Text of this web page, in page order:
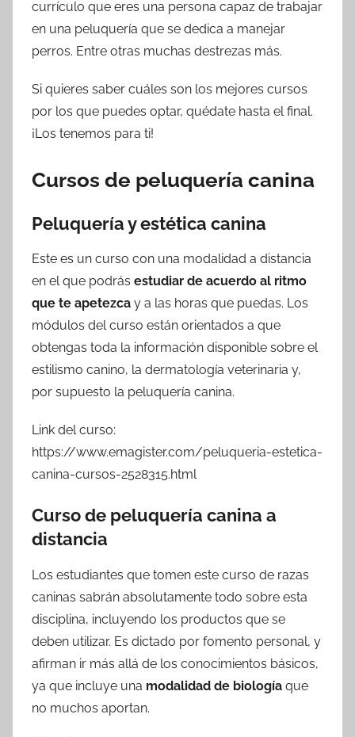
currículo que eres una persona capaz de trabajar
en una peluquería que se dedica a manejar
perros. Entre otras muchas destrezas más.
Si quieres saber cuáles son los mejores cursos
por los que puedes optar, quédate hasta el final.
¡Los tenemos para ti!
Cursos de peluquería canina
Peluquería y estética canina
Este es un curso con una modalidad a distancia
en el que podrás estudiar de acuerdo al ritmo
que te apetezca y a las horas que puedas. Los
módulos del curso están orientados a que
obtengas toda la información disponible sobre el
estilismo canino, la dermatología veterinaria y,
por supuesto la peluquería canina.
Link del curso:
https://www.emagister.com/peluqueria-estetica-
canina-cursos-2528315.html
Curso de peluquería canina a
distancia
Los estudiantes que tomen este curso de razas
caninas sabrán absolutamente todo sobre esta
disciplina, incluyendo los productos que se
deben utilizar. Es dictado por fomento personal, y
afirman ir más allá de los conocimientos básicos,
ya que incluye una modalidad de biología que
no muchos aportan.